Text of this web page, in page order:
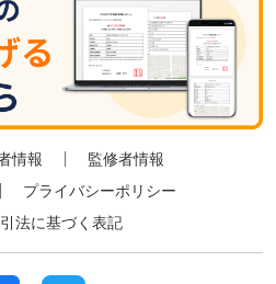
情報 監修者情報
プライバシーポリシー
法に基づく表記